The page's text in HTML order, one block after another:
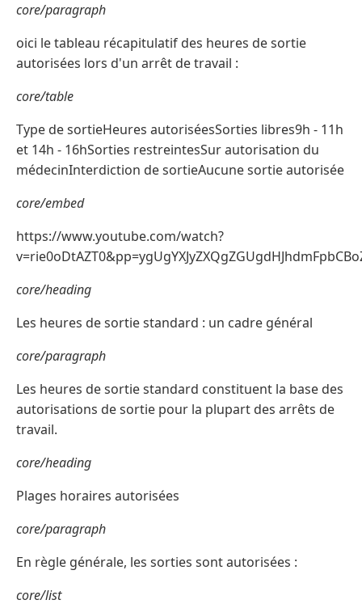
core/paragraph
oici le tableau récapitulatif des heures de sortie
autorisées lors d'un arrêt de travail :
core/table
Type de sortieHeures autoriséesSorties libres9h - 11h
et 14h - 16hSorties restreintesSur autorisation du
médecinInterdiction de sortieAucune sortie autorisée
core/embed
https://www.youtube.com/watch?
core/heading
Les heures de sortie standard : un cadre général
core/paragraph
Les heures de sortie standard constituent la base des
autorisations de sortie pour la plupart des arrêts de
travail.
core/heading
Plages horaires autorisées
core/paragraph
En règle générale, les sorties sont autorisées :
core/list